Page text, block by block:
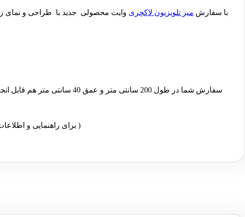
با سفارش میز تلویزیون لاکچری وایت محصولی جدید با طراحی و نمای
سفارش شما در طول 200 سانتی متر و عمق 40 سانتی متر هم قابل انجام است. (لطفا در انتخاب سایز تلویزیون ابتدا ابعاد مکان مورد نظر خود را اندازه بگیرید و بعد محصول را سفارش دهید.)
( برای راهنمایی و اطلاعات بیشتر درباره محصول و نحوه ثبت سفارش لطفا با شماره های درج شده تماس بگیرید تا کارشناسان ما شما را راهنمایی کنند )